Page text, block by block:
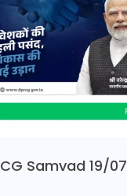
CG Samvad 19/07